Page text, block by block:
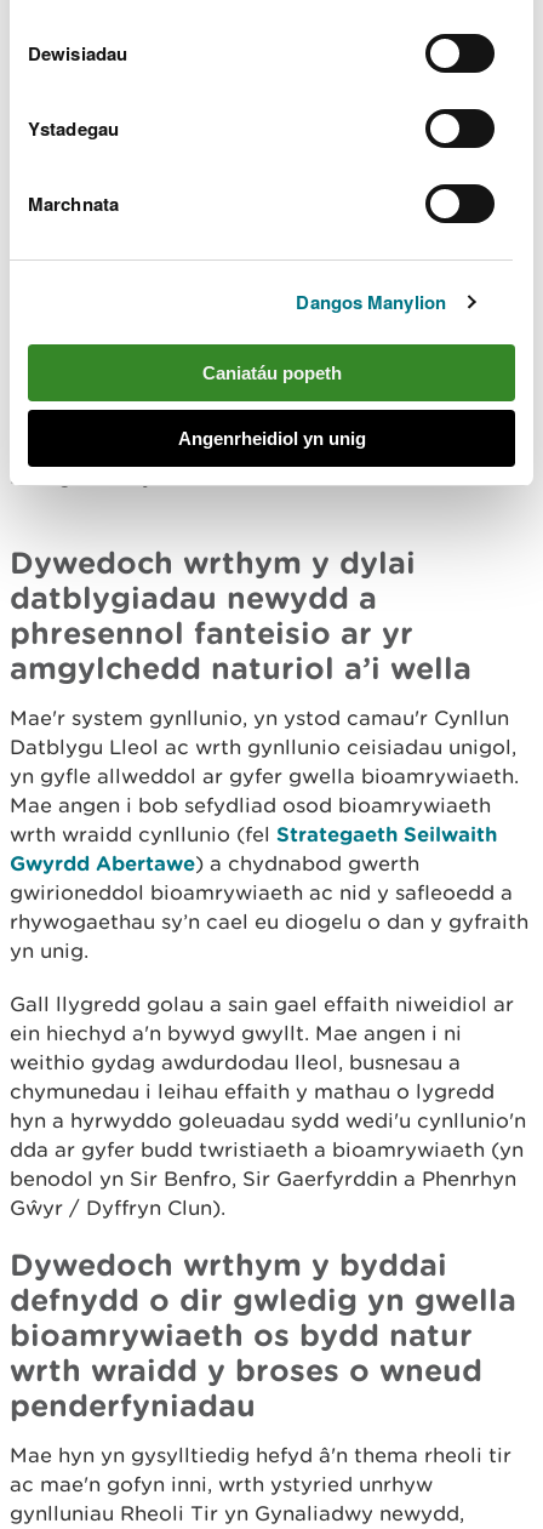
Dewisiadau
Ystadegau
Marchnata
Dangos Manylion
Caniatáu popeth
Angenrheidiol yn unig
Llun gan Jerry Griffiths
Dywedoch wrthym y dylai
datblygiadau newydd a
phresennol fanteisio ar yr
amgylchedd naturiol a’i wella
Mae'r system gynllunio, yn ystod camau'r Cynllun
Datblygu Lleol ac wrth gynllunio ceisiadau unigol,
yn gyfle allweddol ar gyfer gwella bioamrywiaeth.
Mae angen i bob sefydliad osod bioamrywiaeth
wrth wraidd cynllunio (fel Strategaeth Seilwaith
Gwyrdd Abertawe) a chydnabod gwerth
gwirioneddol bioamrywiaeth ac nid y safleoedd a
rhywogaethau sy’n cael eu diogelu o dan y gyfraith
yn unig.
Gall llygredd golau a sain gael effaith niweidiol ar
ein hiechyd a'n bywyd gwyllt. Mae angen i ni
weithio gydag awdurdodau lleol, busnesau a
chymunedau i leihau effaith y mathau o lygredd
hyn a hyrwyddo goleuadau sydd wedi'u cynllunio'n
dda ar gyfer budd twristiaeth a bioamrywiaeth (yn
benodol yn Sir Benfro, Sir Gaerfyrddin a Phenrhyn
Gŵyr / Dyffryn Clun).
Dywedoch wrthym y byddai
defnydd o dir gwledig yn gwella
bioamrywiaeth os bydd natur
wrth wraidd y broses o wneud
penderfyniadau
Mae hyn yn gysylltiedig hefyd â'n thema rheoli tir
ac mae'n gofyn inni, wrth ystyried unrhyw
gynlluniau Rheoli Tir yn Gynaliadwy newydd,